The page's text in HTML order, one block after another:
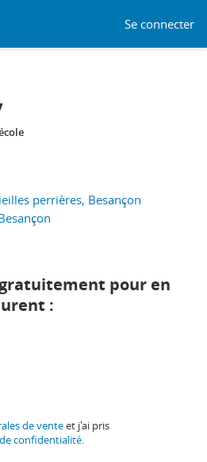
Se connecter
perrières, Besançon
pour en
:
de venteet j'ai pris
confidentialité.